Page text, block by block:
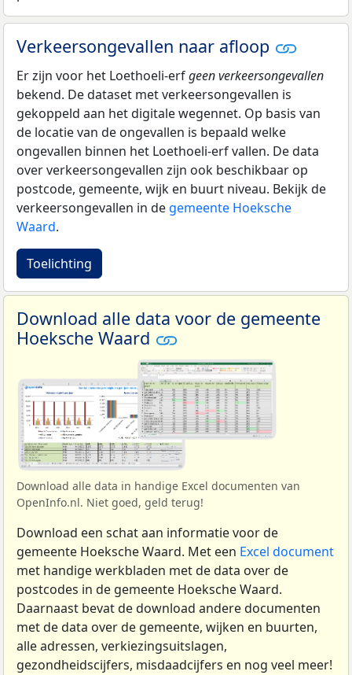
Verkeersongevallen naar afloop
Er zijn voor het Loethoeli-erfgeen verkeersongevallen
bekend. De dataset met verkeersongevallen is
gekoppeld aan het digitale wegennet. Op basis van
de locatie van de ongevallen is bepaald welke
ongevallen binnen het Loethoeli-erf vallen. De data
over verkeersongevallen zijn ook beschikbaar op
postcode, gemeente, wijk en buurt niveau. Bekijk de
verkeersongevallen in de gemeente Hoeksche
Waard.
Toelichting
Download alle data voor de gemeente
Hoeksche Waard
Download alle data in handige Excel documenten van
OpenInfo.nl. Niet goed, geld terug!
Download een schat aan informatie voor de
gemeente Hoeksche Waard. Met een Excel document
met handige werkbladen met de data over de
postcodes in de gemeente Hoeksche Waard.
Daarnaast bevat de download andere documenten
met de data over de gemeente, wijken en buurten,
alle adressen, verkiezingsuitslagen,
gezondheidscijfers, misdaadcijfers en nog veel meer!